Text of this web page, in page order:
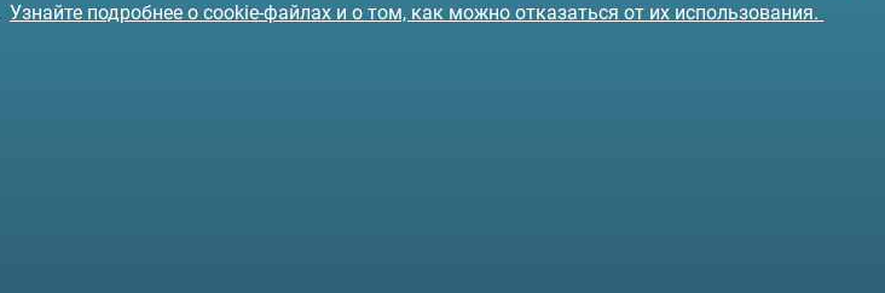
Узнайте подробнее о cookie-файлах и о том, как можно отказаться от их использования.